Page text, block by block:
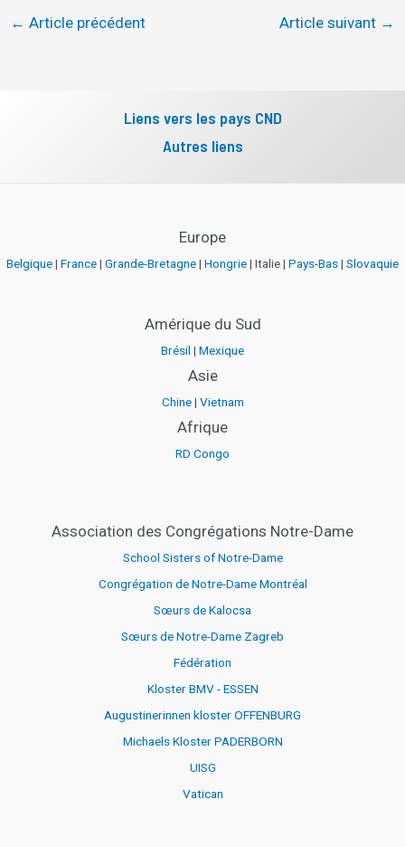
← Article précédent Article suivant →
Liens vers les pays CND
Autres liens
Europe
Belgique| France| Grande-Bretagne| Hongrie| Italie | Pays-Bas| Slovaquie
Amérique du Sud
Brésil | Mexique
Asie
Chine| Vietnam
Afrique
RD Congo
Association des Congrégations Notre-Dame
School Sisters of Notre-Dame
Congrégation de Notre-Dame Montréal
Sœurs de Kalocsa
Sœurs de Notre-Dame Zagreb
Fédération
Kloster BMV - ESSEN
Augustinerinnen kloster OFFENBURG
Michaels Kloster PADERBORN
UISG
Vatican